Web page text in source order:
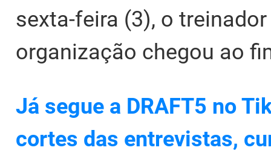
sexta-feira (3), o
organização chegou ao
Já segue a DRAFT5 no
cortes das entrevistas,